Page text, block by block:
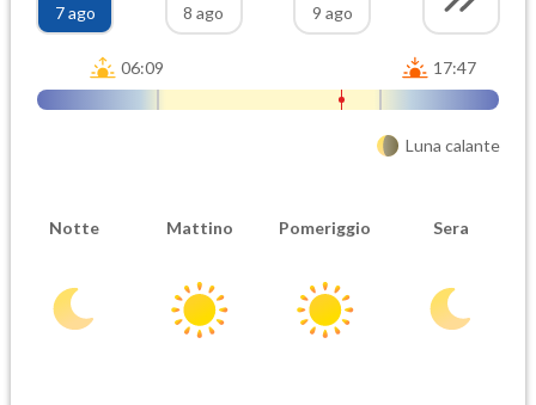
7 ago
8 ago
9 ago
06:09 17:47
Luna calante
Notte Mattino Pomeriggio Sera